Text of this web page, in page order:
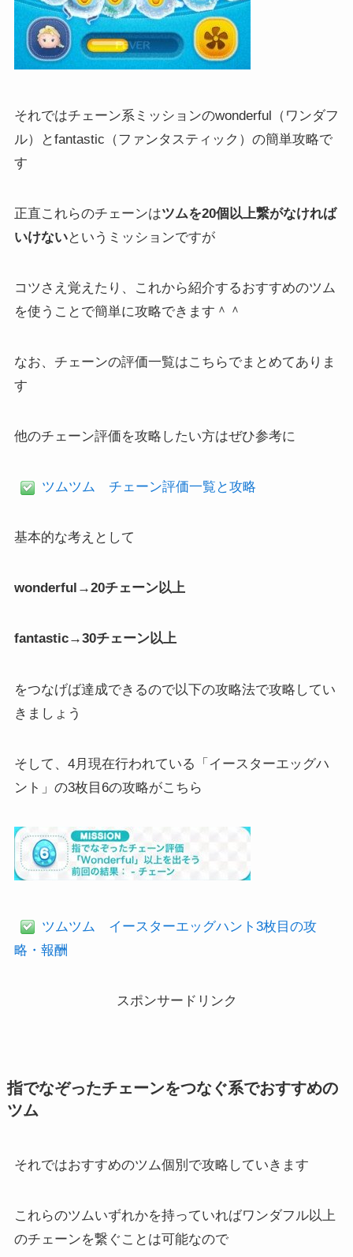
それではチェーン系ミッションのwonderful（ワンダフ
ル）とfantastic（ファンタスティック）の簡単攻略で
す
正直これらのチェーンはツムを20個以上繋がなければ
いけないというミッションですが
コツさえ覚えたり、これから紹介するおすすめのツム
を使うことで簡単に攻略できます＾＾
なお、チェーンの評価一覧はこちらでまとめてありま
す
他のチェーン評価を攻略したい方はぜひ参考に
ツムツム チェーン評価一覧と攻略
基本的な考えとして
wonderful→20チェーン以上
fantastic→30チェーン以上
をつなげば達成できるので以下の攻略法で攻略してい
きましょう
そして、4月現在行われている「イースターエッグハ
ント」の3枚目6の攻略がこちら
ツムツム イースターエッグハント3枚目の攻
略・報酬
スポンサードリンク
指でなぞったチェーンをつなぐ系でおすすめの
ツム
それではおすすめのツム個別で攻略していきます
これらのツムいずれかを持っていればワンダフル以上
のチェーンを繋ぐことは可能なので